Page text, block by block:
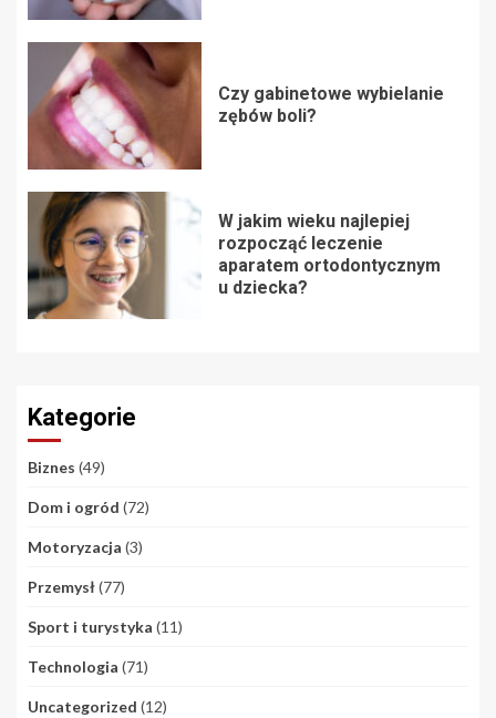
Czy gabinetowe wybielanie
zębów boli?
W jakim wieku najlepiej
rozpocząć leczenie
aparatem ortodontycznym
u dziecka?
Kategorie
Biznes (49)
Dom i ogród (72)
Motoryzacja (3)
Przemysł(77)
Sport i turystyka (11)
Technologia (71)
Uncategorized (12)